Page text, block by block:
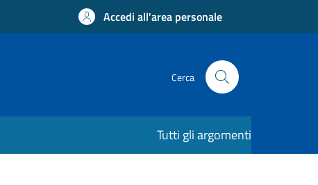
Accedi all'area personale
Cerca
Tutti gli argomenti